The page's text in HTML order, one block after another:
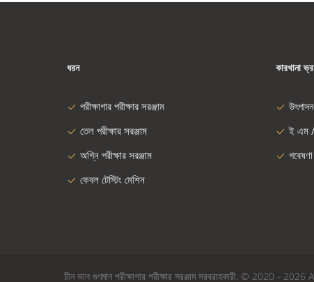
ধরন
পরীক্ষাগার পরীক্ষার সরঞ্জাম
তেল পরীক্ষার সরঞ্জাম
অগ্নি পরীক্ষার সরঞ্জাম
কেবল টেস্টিং মেশিন
কারখানা
ই এম
চীন ভাল গুণমান পরীক্ষাগার পরীক্ষার সরঞ্জাম সরবরাহকারী. ©